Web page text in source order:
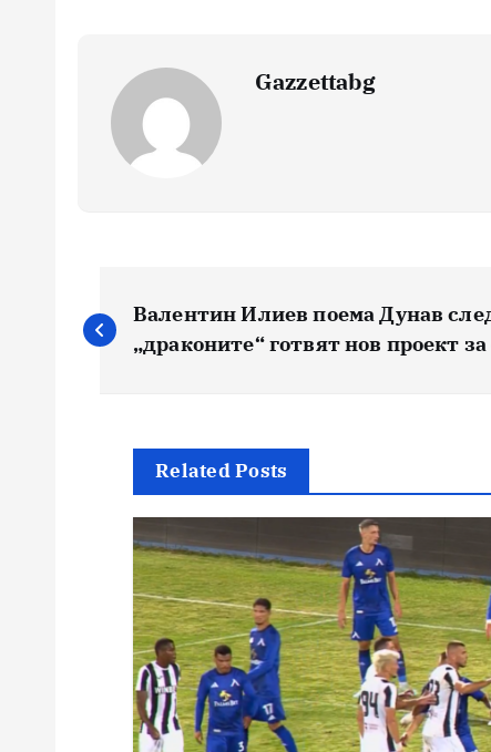
Gazzettabg
Навигация
Валентин Илиев поема Дунав
„драконите“ готвят нов проект
Related Posts